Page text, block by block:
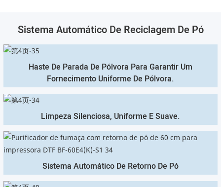
Sistema Automático De Reciclagem De Pó
Haste De Parada De Pólvora Para Garantir Um
Fornecimento Uniforme De Pólvora.
Limpeza Silenciosa, Uniforme E Suave.
Sistema Automático De Retorno De Pó